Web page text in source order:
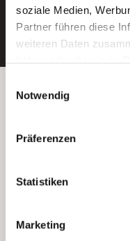
soziale Medien,
Partner führen diese
weiteren Daten
Wenn Sie auf
Sie der Speicherung
Ihre Einwilligung
indem Sie die Cookie-
unserer
Notwendig
Präferenzen
Statistiken
Marketing
E-
Betreiber der Webseite
Kantstraße 45a
(Ein Tochterunternehmen
e.V.)